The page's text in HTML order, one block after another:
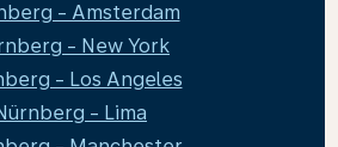
- Amsterdam
- New York
- Los Angeles
- Lima